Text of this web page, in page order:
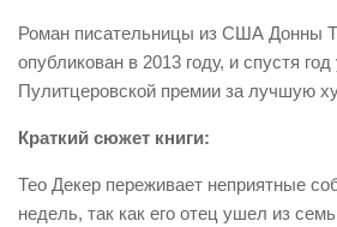
Роман писательницы из США Донны
опубликован в 2013 году, и спустя
Пулитцеровской премии за лучшую
Краткий сюжет книги:
Тео Декер переживает неприятные
недель, так как его отец ушел из